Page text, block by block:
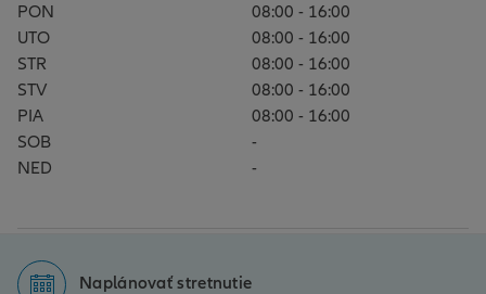
PON
08:00 - 16:00
UTO
08:00 - 16:00
STR
08:00 - 16:00
STV
08:00 - 16:00
PIA
08:00 - 16:00
SOB
-
NED
-
Naplánovať stretnutie